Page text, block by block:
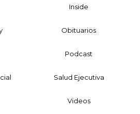
Inside
Obituarios
Podcast
Salud Ejecutiva
Videos